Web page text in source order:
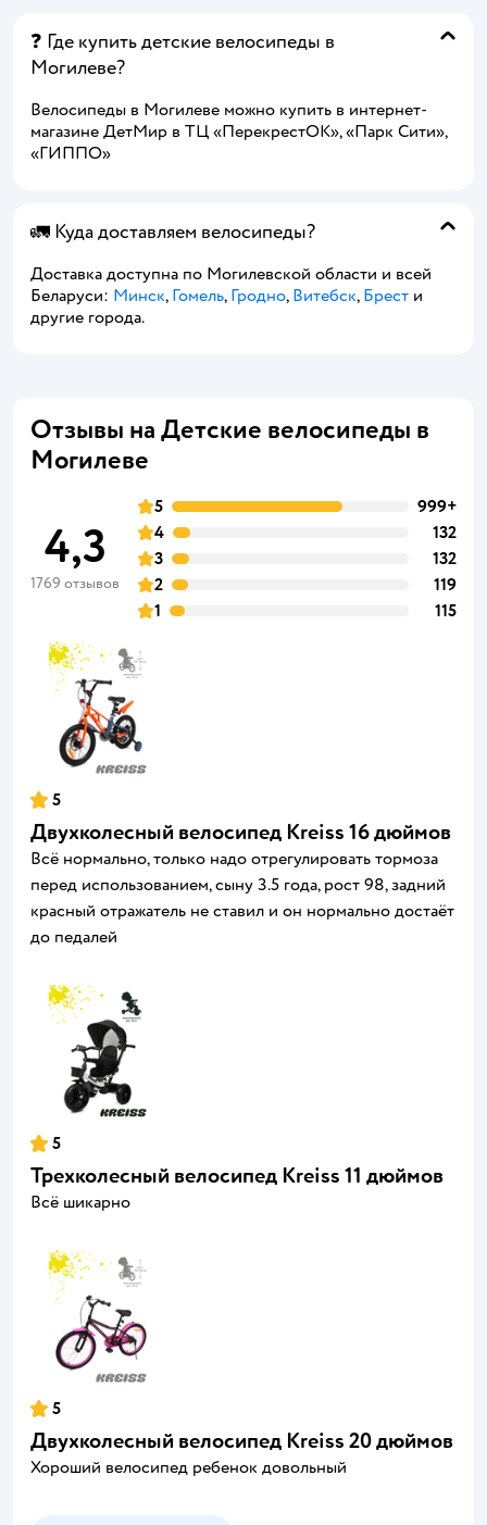
❓ Где купить детские велосипеды в
Могилеве?
Велосипеды в Могилеве можно купить в интернет-
магазине ДетМир в ТЦ «ПерекрестОК», «Парк Сити»,
«ГИППО»
🚛 Куда доставляем велосипеды?
Доставка доступна по Могилевской области и всей
Беларуси: Минск, Гомель, Гродно, Витебск, Брест и
другие города.
Отзывы на Детские велосипеды в
Могилеве
4,3
1769 отзывов
5
999+
4
132
3
132
2
119
1
115
5
Двухколесный велосипед Kreiss 16 дюймов
Всё нормально, только надо отрегулировать тормоза
перед использованием, сыну 3.5 года, рост 98, задний
красный отражатель не ставил и он нормально достаёт
до педалей
5
Трехколесный велосипед Kreiss 11 дюймов
Всё шикарно
5
Двухколесный велосипед Kreiss 20 дюймов
Хороший велосипед ребенок довольный